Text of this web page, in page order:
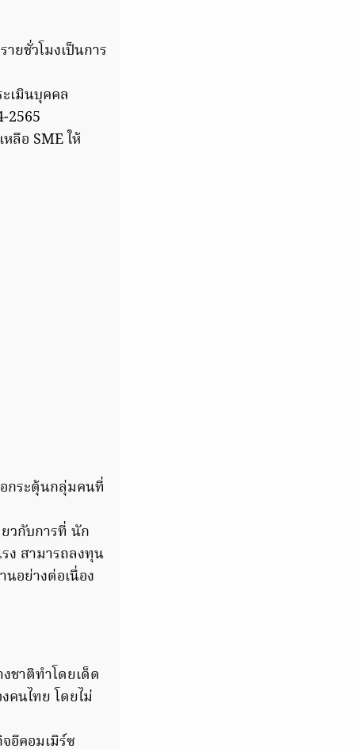
ยชั่วโมงเป็นการ
เมินบุคคล
2565
ลือ SME ให้
กระตุ้นกลุ่มคนที่
วกับการที่ นัก
ง สามารถลงทุน
อย่างต่อเนื่อง
ชาติทำโดยเด็ด
คนไทย โดยไม่
อีคอมเมิร์ซ